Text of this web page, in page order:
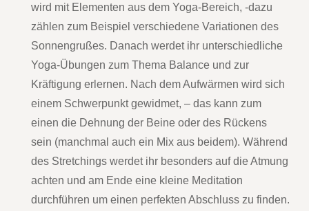
wird mit Elementen aus dem Yoga-Bereich, -dazu
zählen zum Beispiel verschiedene Variationen des
Sonnengrußes. Danach werdet ihr unterschiedliche
Yoga-Übungen zum Thema Balance und zur
Kräftigung erlernen. Nach dem Aufwärmen wird sich
einem Schwerpunkt gewidmet, – das kann zum
einen die Dehnung der Beine oder des Rückens
sein (manchmal auch ein Mix aus beidem). Während
des Stretchings werdet ihr besonders auf die Atmung
achten und am Ende eine kleine Meditation
durchführen um einen perfekten Abschluss zu finden.